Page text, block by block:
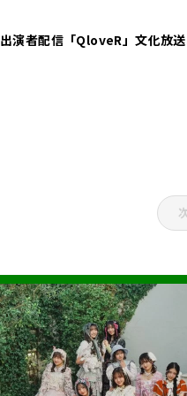
出演者配信「QloveR」文化放